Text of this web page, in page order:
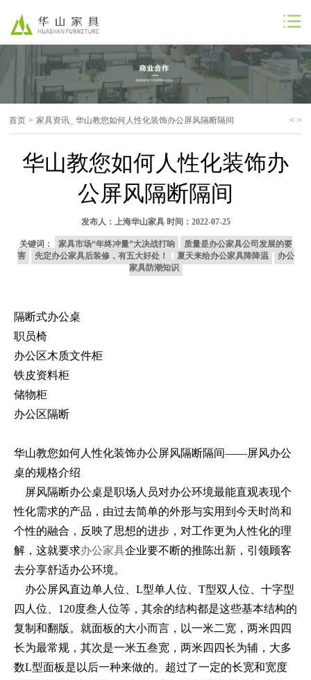
公司首页
公司简介
工程案例
联系我们
首页 > 家具资讯 _华山教您如何人性化装饰办公屏风隔断隔间 < >
华山教您如何人性化装饰办
公屏风隔断隔间
发布人： 上海华山家具时间：2022-07-25
关键词： 家具市场“年终冲量”大决战打响
质量是办公家具公司发展的要
害
先定办公家具后装修，有五大好处！ 夏天来给办公家具降降温
办公
家具防潮知识
隔断式办公桌
职员椅
办公区木质文件柜
铁皮资料柜
储物柜
办公区隔断
华山教您如何人性化装饰办公屏风隔断隔间――屏风办公
桌的规格介绍
屏风隔断办公桌是职场人员对办公环境最能直观表现个
性化需求的产品，由过去简单的外形与实用到今天时尚和
个性的融合，反映了思想的进步，对工作更为人性化的理
解，这就要求办公家具企业要不断的推陈出新，引领顾客
去分享舒适办公环境。
办公屏风直边单人位、L型单人位、T型双人位、十字型
四人位、120度叁人位等，其余的结构都是这些基本结构的
复制和翻版。就面板的大小而言，以一米二宽，两米四四
长为最常规，其次是一米五叁宽，两米四四长为辅，大多
数L型面板是以后一种来做的。超过了一定的长宽和宽度